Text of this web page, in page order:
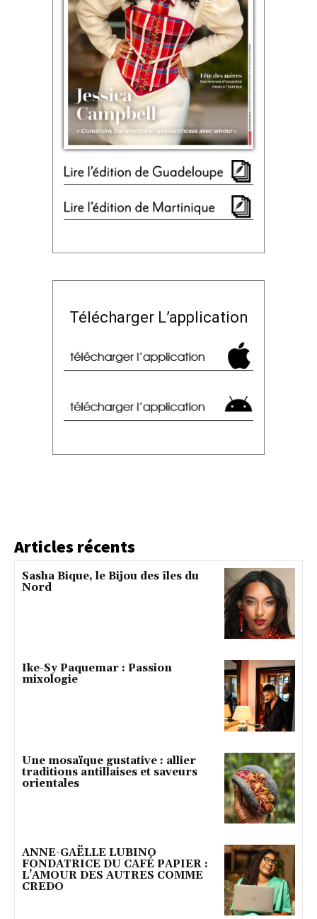
Télécharger L’application
Articles récents
Sasha Bique, le Bijou des îles du
Nord
Ike-Sy Paquemar : Passion
mixologie
Une mosaïque gustative : allier
traditions antillaises et saveurs
orientales
ANNE-GAËLLE LUBINO
FONDATRICE DU CAFÉ PAPIER :
L’AMOUR DES AUTRES COMME
CREDO